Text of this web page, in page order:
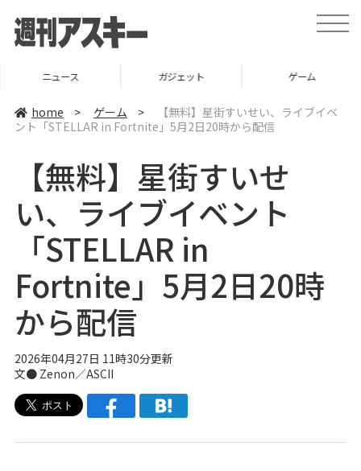
t
o
v
ニュース ガジェット ゲーム
home > ゲーム >
【無料】星街すいせい、ライブイベ
ント「STELLAR in Fortnite」5月2日20時から配信
【無料】星街すいせ
い、ライブイベント
「STELLAR in
Fortnite」5月2日20時
から配信
2026年04月27日 11時30分更新
文● Zenon／ASCII